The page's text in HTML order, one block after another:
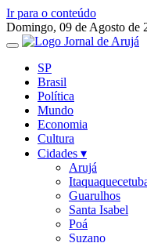
Ir para o conteúdo
Domingo, 09 de Agosto de
SP
Brasil
Política
Mundo
Economia
Cultura
Cidades ▾
Arujá
Guarulhos
Santa Isabel
Poá
Suzano